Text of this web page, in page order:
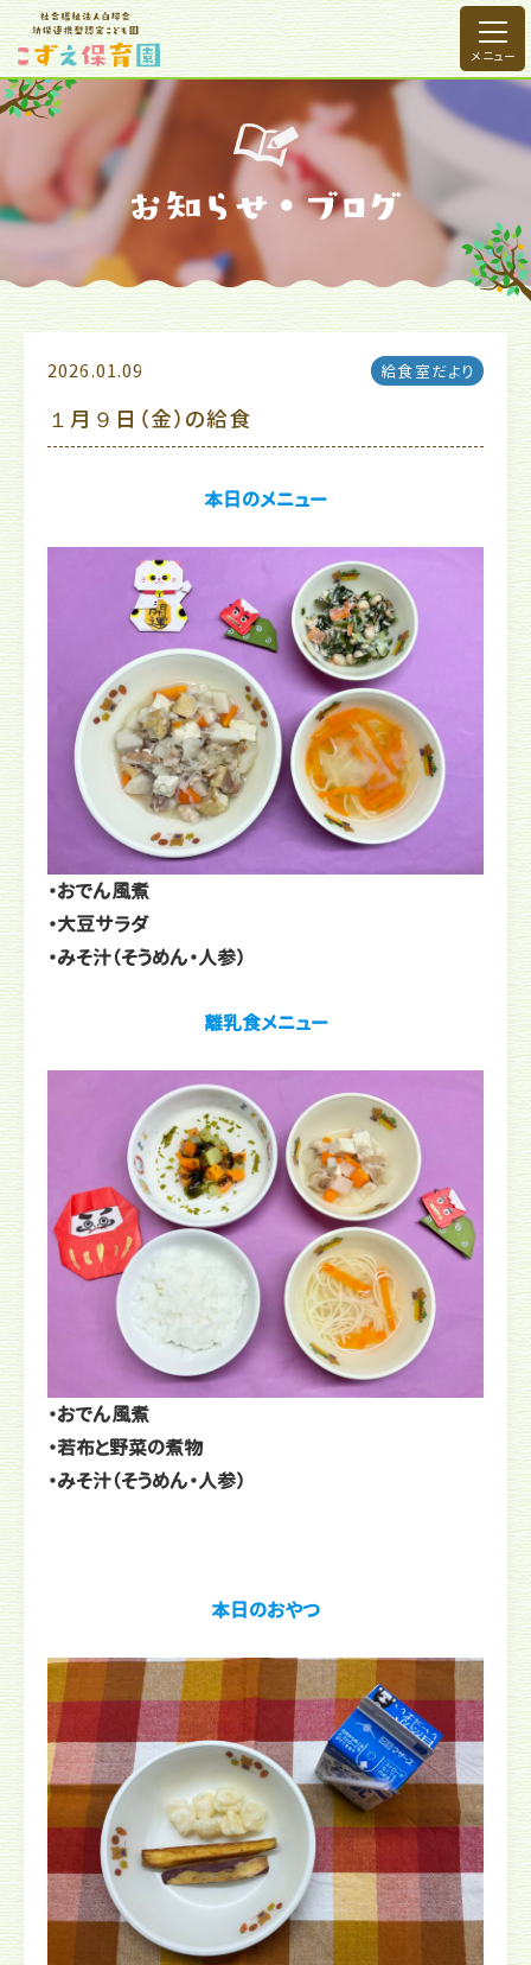
2026.01.09 給食室だより
１月９日（金）の給食
本日のメニュー
・おでん風煮
・大豆サラダ
・みそ汁（そうめん・人参）
離乳食メニュー
・おでん風煮
・若布と野菜の煮物
・みそ汁（そうめん・人参）
本日のおやつ